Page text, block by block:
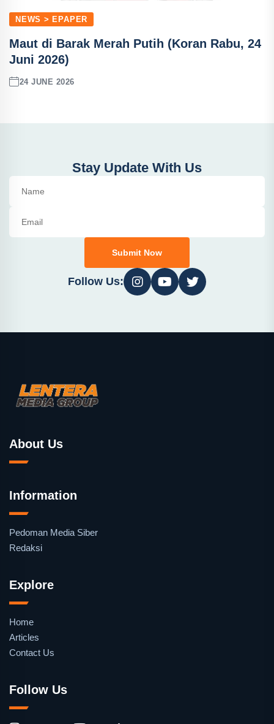
NEWS > EPAPER
Maut di Barak Merah Putih (Koran Rabu, 24
Juni 2026)
24 JUNE 2026
Stay Update With Us
Submit Now
Follow Us:
About Us
Information
Pedoman Media Siber
Redaksi
Explore
Home
Articles
Contact Us
Follow Us